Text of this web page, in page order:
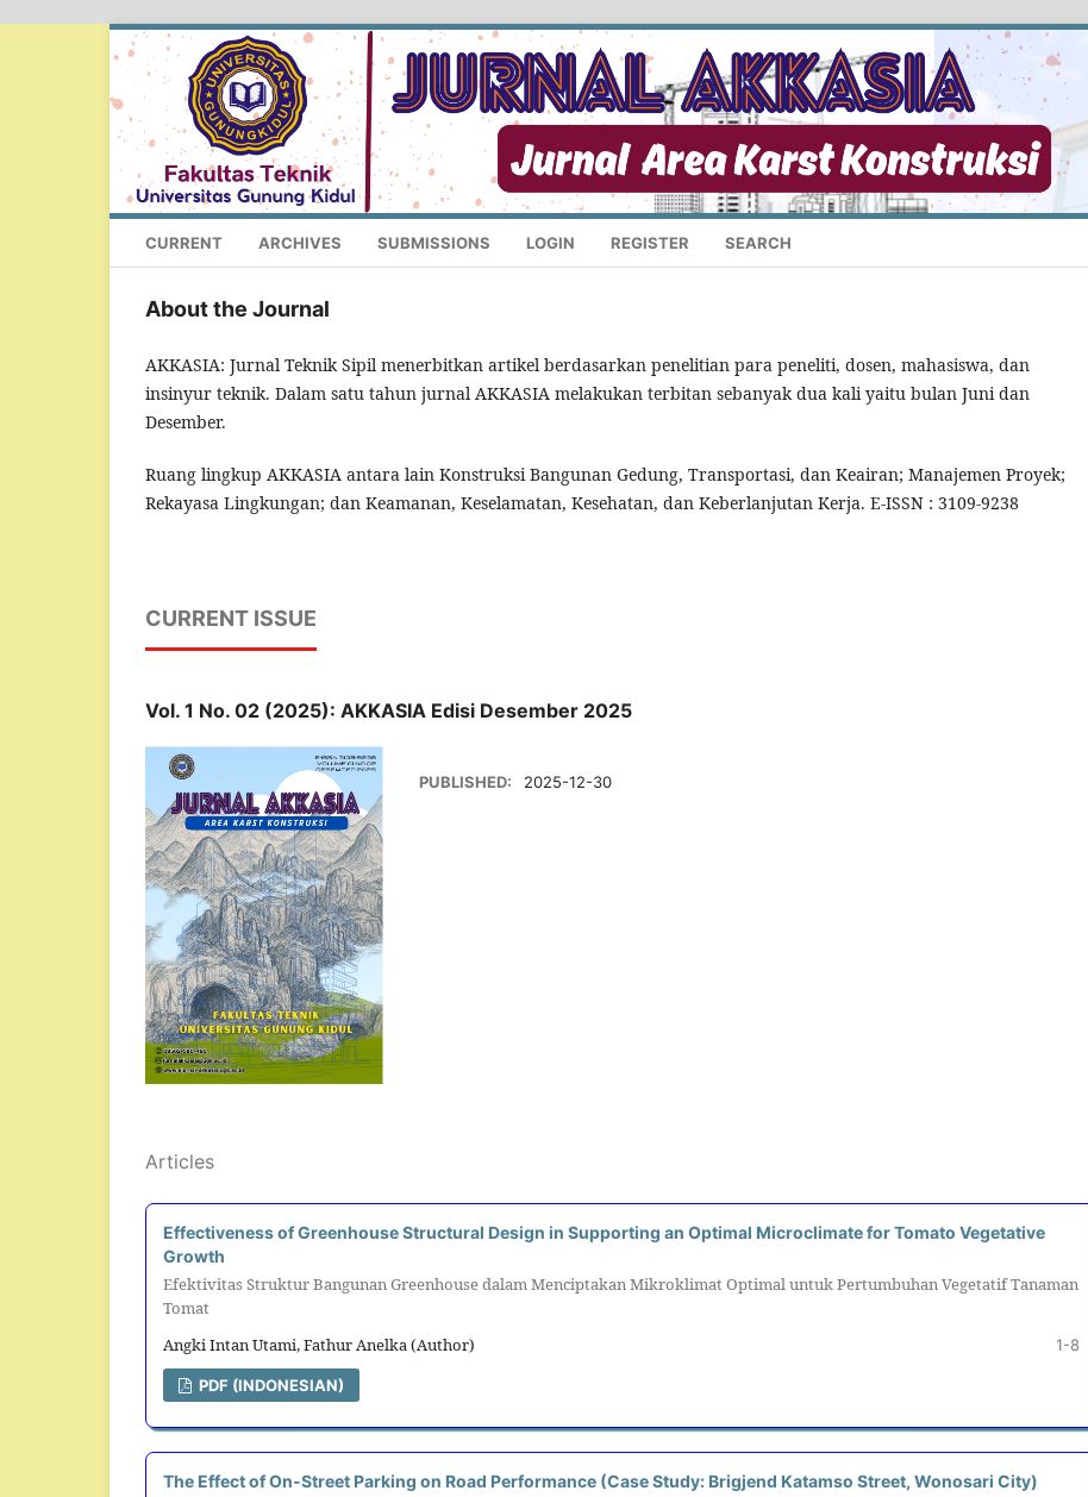
CURRENT ARCHIVES SUBMISSIONS LOGIN REGISTER SEARCH
About the Journal
AKKASIA: Jurnal Teknik Sipil menerbitkan artikel berdasarkan penelitian para peneliti, dosen, mahasiswa, dan
insinyur teknik. Dalam satu tahun jurnal AKKASIA melakukan terbitan sebanyak dua kali yaitu bulan Juni dan
Desember.
Ruang lingkup AKKASIA antara lain Konstruksi Bangunan Gedung, Transportasi, dan Keairan; Manajemen Proyek;
Rekayasa Lingkungan; dan Keamanan, Keselamatan, Kesehatan, dan Keberlanjutan Kerja. E-ISSN : 3109-9238
CURRENT ISSUE
Vol. 1 No. 02 (2025): AKKASIA Edisi Desember 2025
PUBLISHED: 2025-12-30
Articles
Effectiveness of Greenhouse Structural Design in Supporting an Optimal Microclimate for Tomato Vegetative
Growth
Efektivitas Struktur Bangunan Greenhouse dalam Menciptakan Mikroklimat Optimal untuk Pertumbuhan Vegetatif Tanaman
Tomat
Angki Intan Utami, Fathur Anelka (Author)
1-8
PDF (INDONESIAN)
The Effect of On-Street Parking on Road Performance (Case Study: Brigjend Katamso Street, Wonosari City)